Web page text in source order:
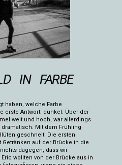
IN FARBE
haben, welche Farbe
erste Antwort: dunkel. Über der
weit und hoch, war allerdings
Mit dem Frühling
geschneit. Die ersten
auf der Brücke in die
dagegen, dass wir
wollten von der Brücke aus in